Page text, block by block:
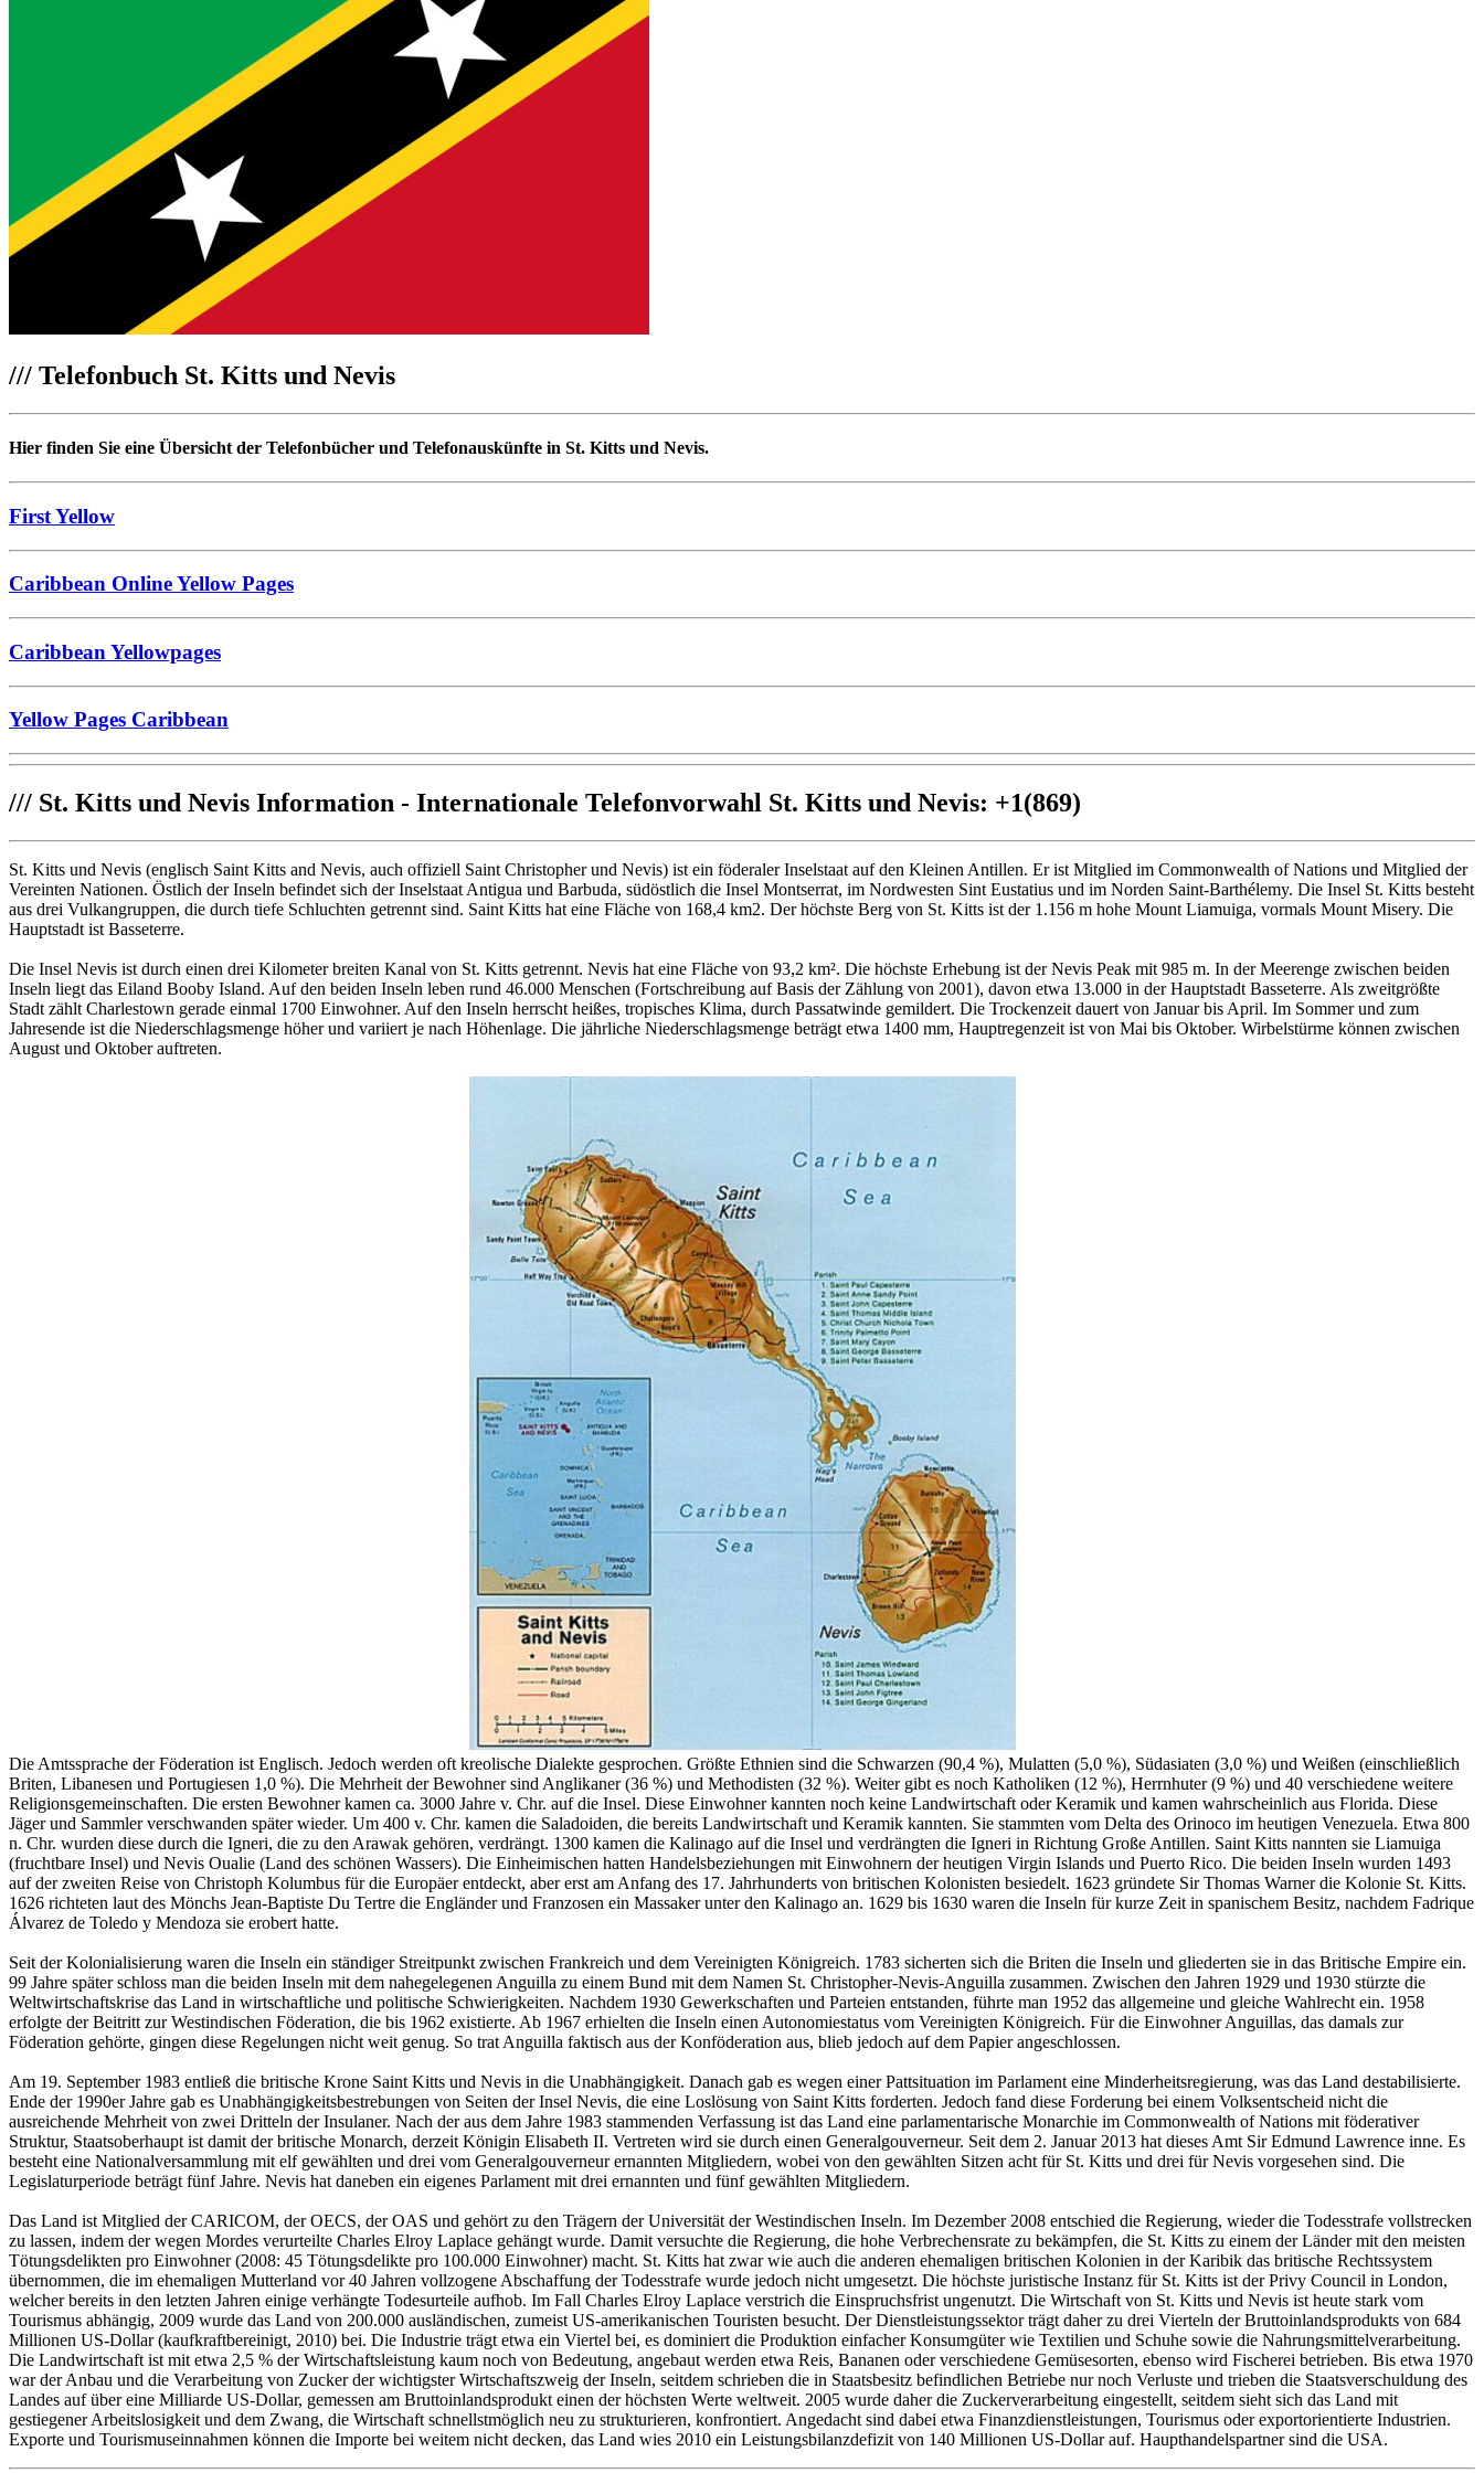
/// Telefonbuch St. Kitts und Nevis
Hier finden Sie eine Übersicht der Telefonbücher und Telefonauskünfte in St. Kitts und Nevis.
First Yellow
Caribbean Online Yellow Pages
Caribbean Yellowpages
Yellow Pages Caribbean
/// St. Kitts und Nevis Information - Internationale Telefonvorwahl St. Kitts und Nevis: +1(869)
St. Kitts und Nevis (englisch Saint Kitts and Nevis, auch offiziell Saint Christopher und Nevis) ist ein föderaler Inselstaat auf den Kleinen Antillen. Er ist Mitglied im Commonwealth of Nations und Mitglied der
Vereinten Nationen. Östlich der Inseln befindet sich der Inselstaat Antigua und Barbuda, südöstlich die Insel Montserrat, im Nordwesten Sint Eustatius und im Norden Saint-Barthélemy. Die Insel St. Kitts besteht
aus drei Vulkangruppen, die durch tiefe Schluchten getrennt sind. Saint Kitts hat eine Fläche von 168,4 km2. Der höchste Berg von St. Kitts ist der 1.156 m hohe Mount Liamuiga, vormals Mount Misery. Die
Hauptstadt ist Basseterre.
Die Insel Nevis ist durch einen drei Kilometer breiten Kanal von St. Kitts getrennt. Nevis hat eine Fläche von 93,2 km². Die höchste Erhebung ist der Nevis Peak mit 985 m. In der Meerenge zwischen beiden
Inseln liegt das Eiland Booby Island. Auf den beiden Inseln leben rund 46.000 Menschen (Fortschreibung auf Basis der Zählung von 2001), davon etwa 13.000 in der Hauptstadt Basseterre. Als zweitgrößte
Stadt zählt Charlestown gerade einmal 1700 Einwohner. Auf den Inseln herrscht heißes, tropisches Klima, durch Passatwinde gemildert. Die Trockenzeit dauert von Januar bis April. Im Sommer und zum
Jahresende ist die Niederschlagsmenge höher und variiert je nach Höhenlage. Die jährliche Niederschlagsmenge beträgt etwa 1400 mm, Hauptregenzeit ist von Mai bis Oktober. Wirbelstürme können zwischen
August und Oktober auftreten.
Die Amtssprache der Föderation ist Englisch. Jedoch werden oft kreolische Dialekte gesprochen. Größte Ethnien sind die Schwarzen (90,4 %), Mulatten (5,0 %), Südasiaten (3,0 %) und Weißen (einschließlich
Briten, Libanesen und Portugiesen 1,0 %). Die Mehrheit der Bewohner sind Anglikaner (36 %) und Methodisten (32 %). Weiter gibt es noch Katholiken (12 %), Herrnhuter (9 %) und 40 verschiedene weitere
Religionsgemeinschaften. Die ersten Bewohner kamen ca. 3000 Jahre v. Chr. auf die Insel. Diese Einwohner kannten noch keine Landwirtschaft oder Keramik und kamen wahrscheinlich aus Florida. Diese
Jäger und Sammler verschwanden später wieder. Um 400 v. Chr. kamen die Saladoiden, die bereits Landwirtschaft und Keramik kannten. Sie stammten vom Delta des Orinoco im heutigen Venezuela. Etwa 800
n. Chr. wurden diese durch die Igneri, die zu den Arawak gehören, verdrängt. 1300 kamen die Kalinago auf die Insel und verdrängten die Igneri in Richtung Große Antillen. Saint Kitts nannten sie Liamuiga
(fruchtbare Insel) und Nevis Oualie (Land des schönen Wassers). Die Einheimischen hatten Handelsbeziehungen mit Einwohnern der heutigen Virgin Islands und Puerto Rico. Die beiden Inseln wurden 1493
auf der zweiten Reise von Christoph Kolumbus für die Europäer entdeckt, aber erst am Anfang des 17. Jahrhunderts von britischen Kolonisten besiedelt. 1623 gründete Sir Thomas Warner die Kolonie St. Kitts.
1626 richteten laut des Mönchs Jean-Baptiste Du Tertre die Engländer und Franzosen ein Massaker unter den Kalinago an. 1629 bis 1630 waren die Inseln für kurze Zeit in spanischem Besitz, nachdem Fadrique
Álvarez de Toledo y Mendoza sie erobert hatte.
Seit der Kolonialisierung waren die Inseln ein ständiger Streitpunkt zwischen Frankreich und dem Vereinigten Königreich. 1783 sicherten sich die Briten die Inseln und gliederten sie in das Britische Empire ein.
99 Jahre später schloss man die beiden Inseln mit dem nahegelegenen Anguilla zu einem Bund mit dem Namen St. Christopher-Nevis-Anguilla zusammen. Zwischen den Jahren 1929 und 1930 stürzte die
Weltwirtschaftskrise das Land in wirtschaftliche und politische Schwierigkeiten. Nachdem 1930 Gewerkschaften und Parteien entstanden, führte man 1952 das allgemeine und gleiche Wahlrecht ein. 1958
erfolgte der Beitritt zur Westindischen Föderation, die bis 1962 existierte. Ab 1967 erhielten die Inseln einen Autonomiestatus vom Vereinigten Königreich. Für die Einwohner Anguillas, das damals zur
Föderation gehörte, gingen diese Regelungen nicht weit genug. So trat Anguilla faktisch aus der Konföderation aus, blieb jedoch auf dem Papier angeschlossen.
Am 19. September 1983 entließ die britische Krone Saint Kitts und Nevis in die Unabhängigkeit. Danach gab es wegen einer Pattsituation im Parlament eine Minderheitsregierung, was das Land destabilisierte.
Ende der 1990er Jahre gab es Unabhängigkeitsbestrebungen von Seiten der Insel Nevis, die eine Loslösung von Saint Kitts forderten. Jedoch fand diese Forderung bei einem Volksentscheid nicht die
ausreichende Mehrheit von zwei Dritteln der Insulaner. Nach der aus dem Jahre 1983 stammenden Verfassung ist das Land eine parlamentarische Monarchie im Commonwealth of Nations mit föderativer
Struktur, Staatsoberhaupt ist damit der britische Monarch, derzeit Königin Elisabeth II. Vertreten wird sie durch einen Generalgouverneur. Seit dem 2. Januar 2013 hat dieses Amt Sir Edmund Lawrence inne. Es
besteht eine Nationalversammlung mit elf gewählten und drei vom Generalgouverneur ernannten Mitgliedern, wobei von den gewählten Sitzen acht für St. Kitts und drei für Nevis vorgesehen sind. Die
Legislaturperiode beträgt fünf Jahre. Nevis hat daneben ein eigenes Parlament mit drei ernannten und fünf gewählten Mitgliedern.
Das Land ist Mitglied der CARICOM, der OECS, der OAS und gehört zu den Trägern der Universität der Westindischen Inseln. Im Dezember 2008 entschied die Regierung, wieder die Todesstrafe vollstrecken
zu lassen, indem der wegen Mordes verurteilte Charles Elroy Laplace gehängt wurde. Damit versuchte die Regierung, die hohe Verbrechensrate zu bekämpfen, die St. Kitts zu einem der Länder mit den meisten
Tötungsdelikten pro Einwohner (2008: 45 Tötungsdelikte pro 100.000 Einwohner) macht. St. Kitts hat zwar wie auch die anderen ehemaligen britischen Kolonien in der Karibik das britische Rechtssystem
übernommen, die im ehemaligen Mutterland vor 40 Jahren vollzogene Abschaffung der Todesstrafe wurde jedoch nicht umgesetzt. Die höchste juristische Instanz für St. Kitts ist der Privy Council in London,
welcher bereits in den letzten Jahren einige verhängte Todesurteile aufhob. Im Fall Charles Elroy Laplace verstrich die Einspruchsfrist ungenutzt. Die Wirtschaft von St. Kitts und Nevis ist heute stark vom
Tourismus abhängig, 2009 wurde das Land von 200.000 ausländischen, zumeist US-amerikanischen Touristen besucht. Der Dienstleistungssektor trägt daher zu drei Vierteln der Bruttoinlandsprodukts von 684
Millionen US-Dollar (kaufkraftbereinigt, 2010) bei. Die Industrie trägt etwa ein Viertel bei, es dominiert die Produktion einfacher Konsumgüter wie Textilien und Schuhe sowie die Nahrungsmittelverarbeitung.
Die Landwirtschaft ist mit etwa 2,5 % der Wirtschaftsleistung kaum noch von Bedeutung, angebaut werden etwa Reis, Bananen oder verschiedene Gemüsesorten, ebenso wird Fischerei betrieben. Bis etwa 1970
war der Anbau und die Verarbeitung von Zucker der wichtigster Wirtschaftszweig der Inseln, seitdem schrieben die in Staatsbesitz befindlichen Betriebe nur noch Verluste und trieben die Staatsverschuldung des
Landes auf über eine Milliarde US-Dollar, gemessen am Bruttoinlandsprodukt einen der höchsten Werte weltweit. 2005 wurde daher die Zuckerverarbeitung eingestellt, seitdem sieht sich das Land mit
gestiegener Arbeitslosigkeit und dem Zwang, die Wirtschaft schnellstmöglich neu zu strukturieren, konfrontiert. Angedacht sind dabei etwa Finanzdienstleistungen, Tourismus oder exportorientierte Industrien.
Exporte und Tourismuseinnahmen können die Importe bei weitem nicht decken, das Land wies 2010 ein Leistungsbilanzdefizit von 140 Millionen US-Dollar auf. Haupthandelspartner sind die USA.